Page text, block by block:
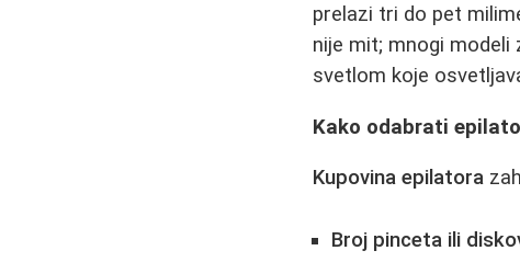
prelazi tri do pet
nije mit; mnogi
svetlom koje
Kako odabrati
Kupovina epilatora
Broj pinceta ili